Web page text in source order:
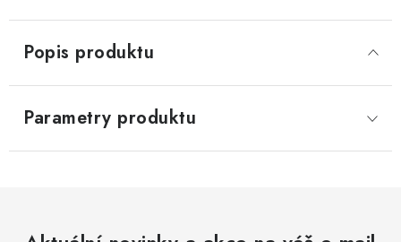
Popis produktu
Parametry produktu